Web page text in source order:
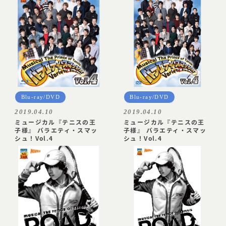
Blu-ray/DVD
2019.04.10
ミュージカル『テニスの王
子様』 バラエティ・スマッ
シュ！Vol.4
Blu-ray/DVD
2019.04.10
ミュージカル『テニスの王
子様』 バラエティ・スマッ
シュ！Vol.4